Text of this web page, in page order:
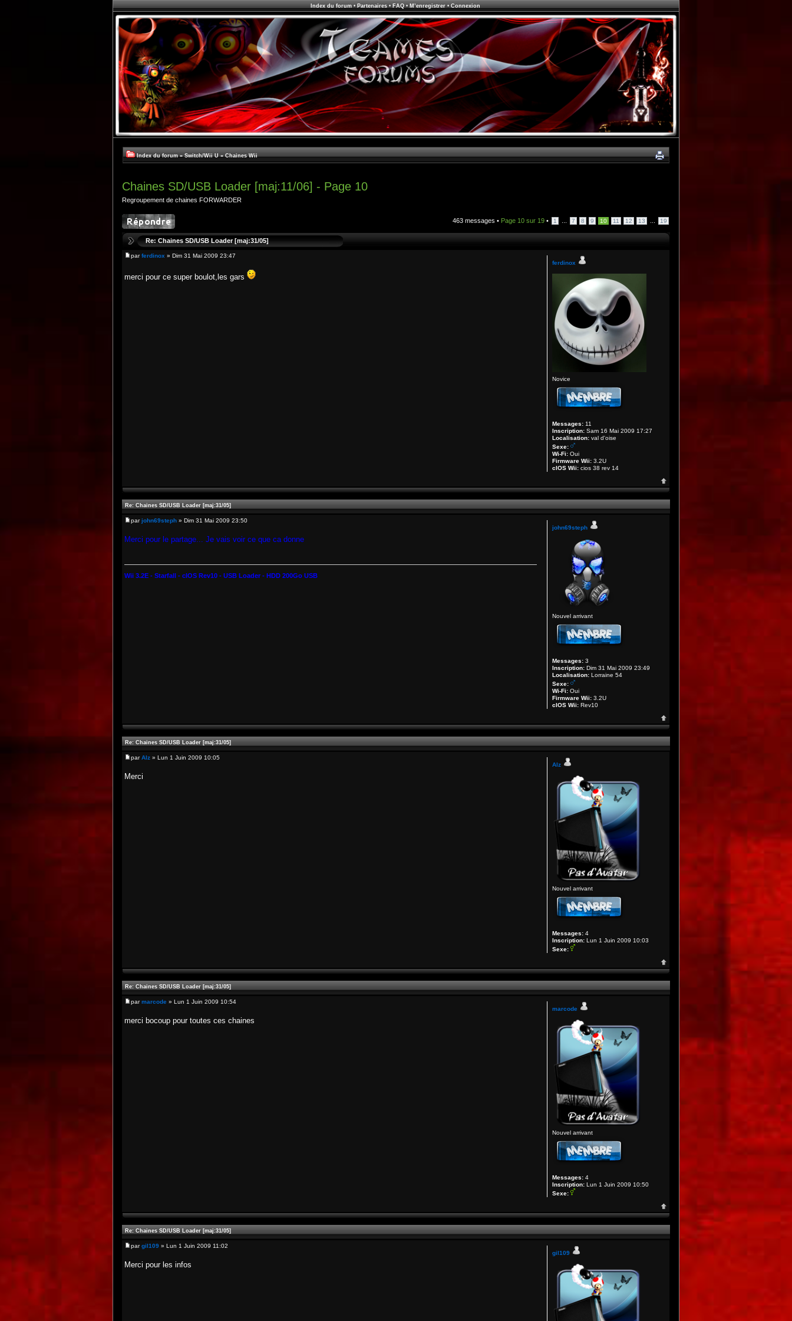
Index du forum• Partenaires• FAQ• M’enregistrer• Connexion
Index du forum » Switch/Wii U » Chaines Wii
Chaines SD/USB Loader [maj:11/06] - Page 10
Regroupement de chaines FORWARDER
463 messages • Page 10 sur 19 • 1 7 8 9 10 11 12 13 19
Re: Chaines SD/USB Loader [maj:31/05]
parferdinox » Dim 31 Mai 2009 23:47
merci pour ce super boulot,les gars
ferdinox
Novice
Messages: 11
Inscription: Sam 16 Mai 2009 17:27
Localisation: val d'oise
Sexe:
Wi-Fi: Oui
Firmware Wii: 3.2U
cIOS Wii: cios 38 rev 14
Re: Chaines SD/USB Loader [maj:31/05]
parjohn69steph » Dim 31 Mai 2009 23:50
Merci pour le partage... Je vais voir ce que ca donne
Wii 3.2E - Starfall - cIOS Rev10 - USB Loader - HDD 200Go USB
john69steph
Nouvel arrivant
Messages: 3
Inscription: Dim 31 Mai 2009 23:49
Localisation: Lorraine 54
Sexe:
Wi-Fi: Oui
Firmware Wii: 3.2U
cIOS Wii: Rev10
Re: Chaines SD/USB Loader [maj:31/05]
parAlz » Lun 1 Juin 2009 10:05
Merci
Alz
Nouvel arrivant
Messages: 4
Inscription: Lun 1 Juin 2009 10:03
Sexe:
Re: Chaines SD/USB Loader [maj:31/05]
parmarcode » Lun 1 Juin 2009 10:54
merci bocoup pour toutes ces chaines
marcode
Nouvel arrivant
Messages: 4
Inscription: Lun 1 Juin 2009 10:50
Sexe:
Re: Chaines SD/USB Loader [maj:31/05]
pargil109 » Lun 1 Juin 2009 11:02
Merci pour les infos
gil109